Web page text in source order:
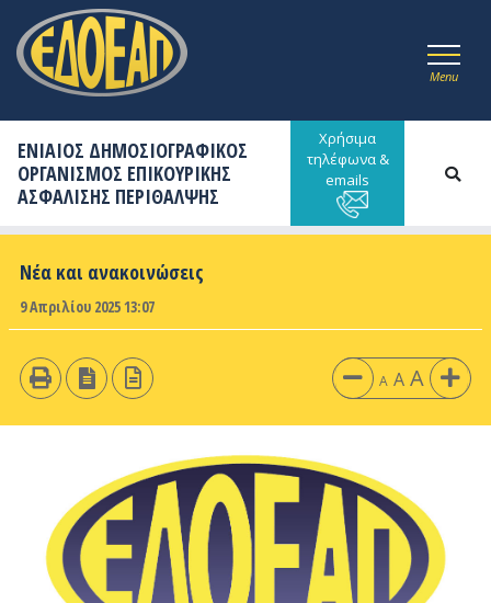
Menu
ΕΝΙΑΙΟΣ ΔΗΜΟΣΙΟΓΡΑΦΙΚΟΣ
ΟΡΓΑΝΙΣΜΟΣ ΕΠΙΚΟΥΡΙΚΗΣ
ΑΣΦΑΛΙΣΗΣ ΠΕΡΙΘΑΛΨΗΣ
Χρήσιμα
τηλέφωνα &
emails
Νέα και ανακοινώσεις
9 Απριλίου 2025 13:07
A A A